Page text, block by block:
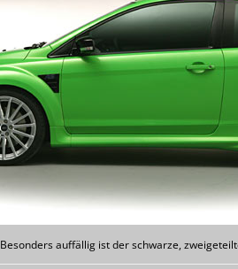
Besonders auffällig ist der schwarze,